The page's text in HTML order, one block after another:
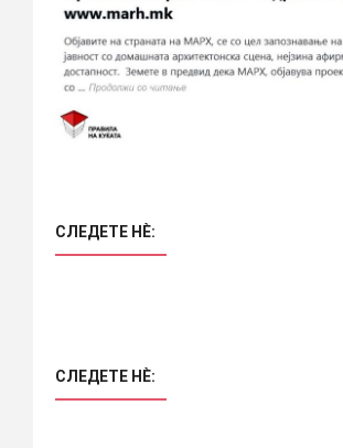
СЛЕДЕТЕ НÈ:
СЛЕДЕТЕ НÈ: